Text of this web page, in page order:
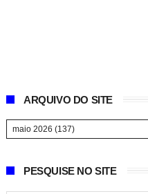
ARQUIVO DO SITE
PESQUISE NO SITE